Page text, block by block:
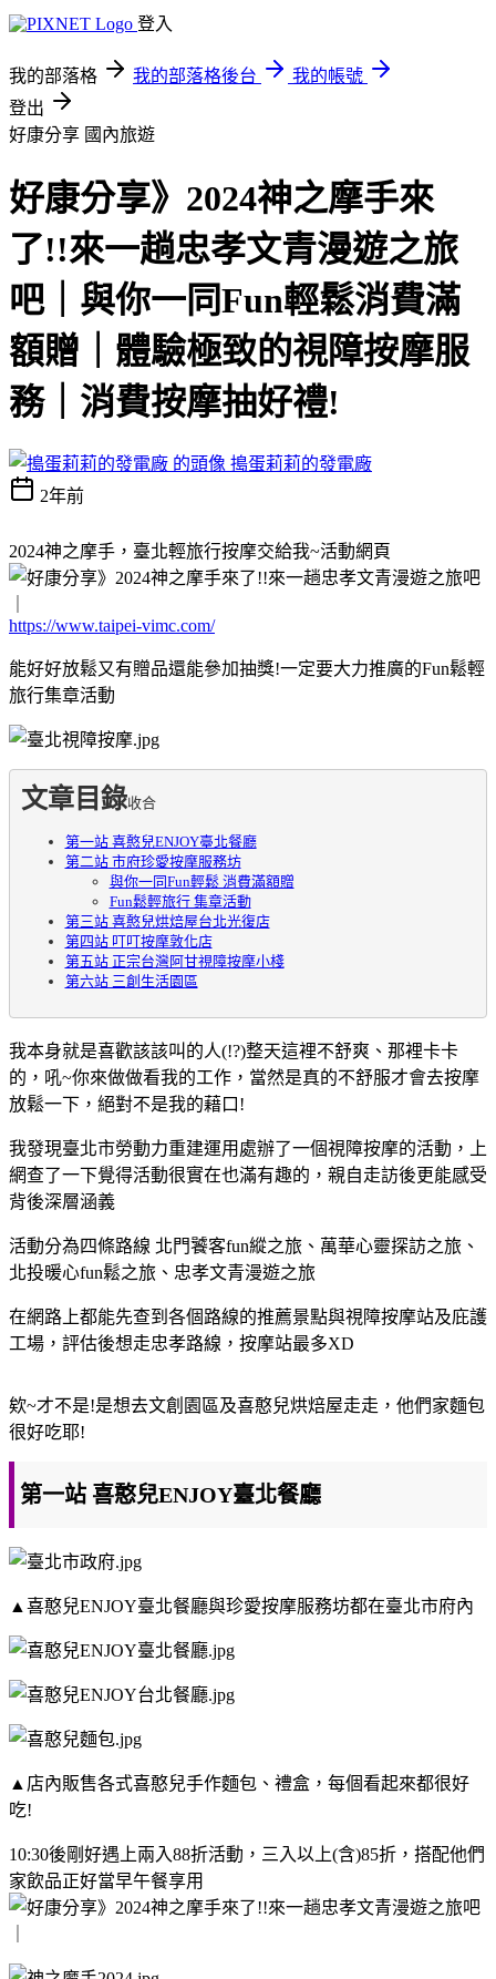
登入
我的部落格 我的部落格後台
我的帳號
登出
好康分享 國內旅遊
好康分享》2024神之摩手來
了!!來一趟忠孝文青漫遊之旅
吧｜與你一同Fun輕鬆消費滿
額贈｜體驗極致的視障按摩服
務｜消費按摩抽好禮!
搗蛋莉莉的發電廠
2年前
2024神之摩手，臺北輕旅行按摩交給我~活動網頁
https://www.taipei-vimc.com/
能好好放鬆又有贈品還能參加抽獎!一定要大力推廣的Fun鬆輕
旅行集章活動
文章目錄收合
第一站 喜憨兒ENJOY臺北餐廳
第二站 市府珍愛按摩服務坊
與你一同Fun輕鬆 消費滿額贈
Fun鬆輕旅行 集章活動
第三站 喜憨兒烘焙屋台北光復店
第四站 叮叮按摩敦化店
第五站 正宗台灣阿甘視障按摩小棧
第六站 三創生活園區
我本身就是喜歡該該叫的人(!?)整天這裡不舒爽、那裡卡卡
的，吼~你來做做看我的工作，當然是真的不舒服才會去按摩
放鬆一下，絕對不是我的藉口!
我發現臺北市勞動力重建運用處辦了一個視障按摩的活動，上
網查了一下覺得活動很實在也滿有趣的，親自走訪後更能感受
背後深層涵義
活動分為四條路線 北門饕客fun縱之旅、萬華心靈探訪之旅、
北投暖心fun鬆之旅、忠孝文青漫遊之旅
在網路上都能先查到各個路線的推薦景點與視障按摩站及庇護
工場，評估後想走忠孝路線，按摩站最多XD
欸~才不是!是想去文創園區及喜憨兒烘焙屋走走，他們家麵包
很好吃耶!
第一站 喜憨兒ENJOY臺北餐廳
▲喜憨兒ENJOY臺北餐廳與珍愛按摩服務坊都在臺北市府內
▲店內販售各式喜憨兒手作麵包、禮盒，每個看起來都很好
吃!
10:30後剛好遇上兩入88折活動，三入以上(含)85折，搭配他們
家飲品正好當早午餐享用